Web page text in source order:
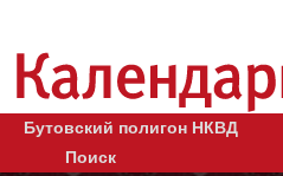
Бутовский полигон НКВД
Поиск